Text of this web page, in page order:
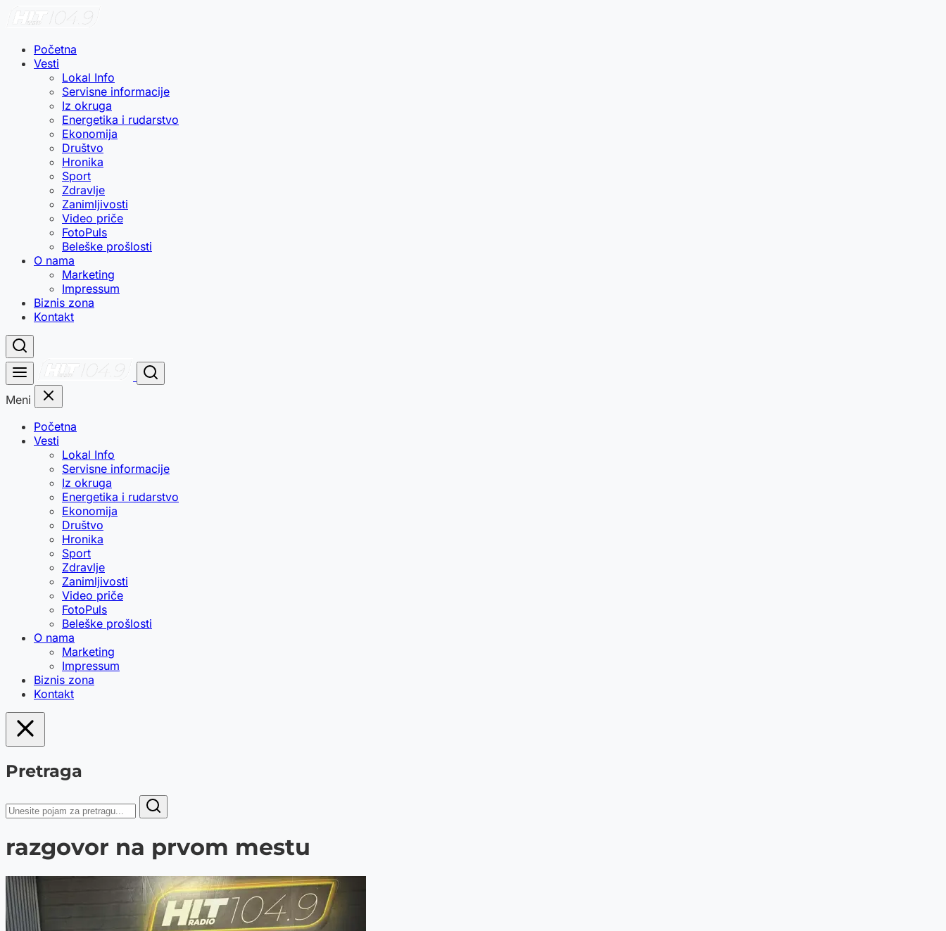
Početna
Vesti
Lokal Info
Servisne informacije
Iz okruga
Energetika i rudarstvo
Ekonomija
Društvo
Hronika
Sport
Zdravlje
Zanimljivosti
Video priče
FotoPuls
Beleške prošlosti
O nama
Marketing
Impressum
Biznis zona
Kontakt
Meni
Početna
Vesti
Lokal Info
Servisne informacije
Iz okruga
Energetika i rudarstvo
Ekonomija
Društvo
Hronika
Sport
Zdravlje
Zanimljivosti
Video priče
FotoPuls
Beleške prošlosti
O nama
Marketing
Impressum
Biznis zona
Kontakt
Pretraga
razgovor na prvom mestu